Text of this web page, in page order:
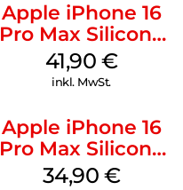
Apple iPhone 16
Pro Max Silicone
Case MagSafe
Ultramarine
41,90 €
inkl. MwSt.
Apple iPhone 16
Pro Max Silicone
Case MagSafe
34,90 €